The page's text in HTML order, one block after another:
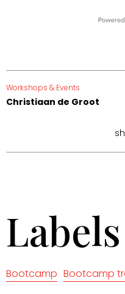
Workshops & Events
Christiaan de Groot
Labels
Bootcamp Bootcamp